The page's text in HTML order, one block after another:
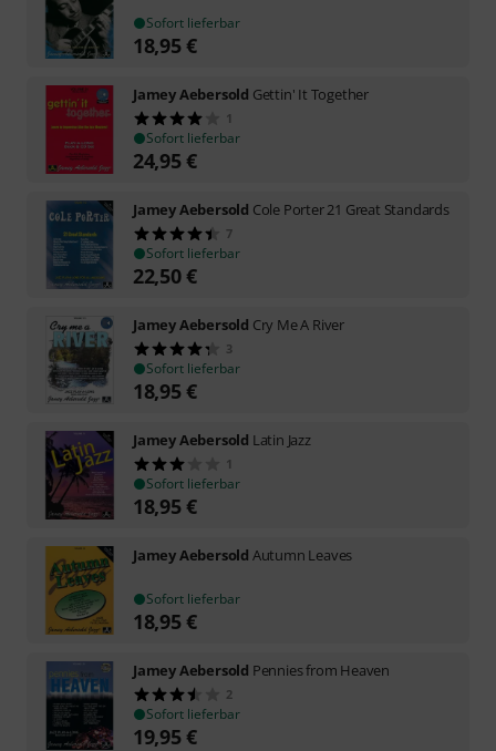
Sofort lieferbar
18,95€
Jamey Aebersold Gettin' It Together
1
Sofort lieferbar
24,95€
Jamey Aebersold Cole Porter 21 Great Standards
7
Sofort lieferbar
22,50€
Jamey Aebersold Cry Me A River
3
Sofort lieferbar
18,95€
Jamey Aebersold Latin Jazz
1
Sofort lieferbar
18,95€
Jamey Aebersold Autumn Leaves
Sofort lieferbar
18,95€
Jamey Aebersold Pennies from Heaven
2
Sofort lieferbar
19,95€